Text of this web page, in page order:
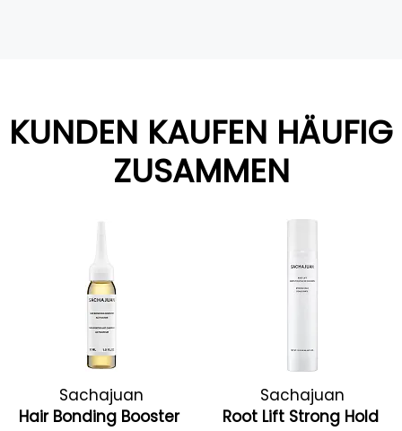
KUNDEN KAUFEN HÄUFIG
ZUSAMMEN
Sachajuan
Hair Bonding Booster
Sachajuan
Root Lift Strong Hold